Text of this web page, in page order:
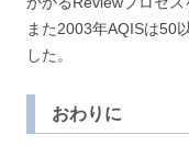
また2003年AQISは50
した。
おわりに